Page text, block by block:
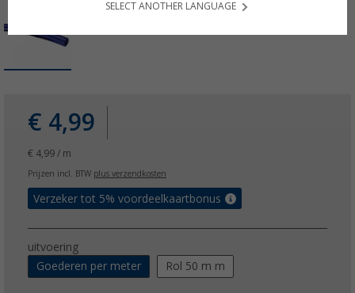
€ 4,99
€ 4,99 / m
Prijzen incl. BTW plus verzendkosten
Verzeker tot 5% voordeelkaartbonus
uitvoering
Goederen per meter
Rol 50 m m
SELECT ANOTHER LANGUAGE